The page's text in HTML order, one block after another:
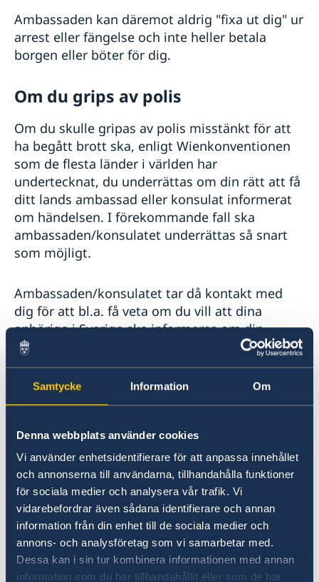
Samtycke Information Om
Denna webbplats använder cookies
Vi använder enhetsidentifierare för att anpassa innehållet
och annonserna till användarna, tillhandahålla funktioner
för sociala medier och analysera vår trafik. Vi
vidarebefordrar även sådana identifierare och annan
information från din enhet till de sociala medier och
annons- och analysföretag som vi samarbetar med.
Dessa kan i sin tur kombinera informationen med annan
information som du har tillhandahållit eller som de har
Lokala lagar och sedvänjor
Kriminalitet och personlig säkerhet
Trafiksäkerhet
Försäkringsskydd
Övriga upplysningar
Anmäl dig till svensklistan
Evakuering vid kriser och katastrofer
Lagen om konsulära katastrofinsatser
UD och ambassadernas krisberedskap
Ambassaden kan däremot aldrig "fixa ut dig" ur
arrest eller fängelse och inte heller betala
borgen eller böter för dig.
Om du grips av polis
Om du skulle gripas av polis misstänkt för att
ha begått brott ska, enligt Wienkonventionen
som de flesta länder i världen har
undertecknat, du underrättas om din rätt att få
ditt lands ambassad eller konsulat informerat
om händelsen. I förekommande fall ska
ambassaden/konsulatet underrättas så snart
som möjligt.
Ambassaden/konsulatet tar då kontakt med
dig för att bl.a. få veta om du vill att dina
anhöriga i Sverige ska informeras om din
situation. Om du inte ger ett sådant tillstånd,
kan UD på grund av sekretess inte informera
dina anhöriga om ditt ärende. Om den
frihetsberövade är omyndig är huvudregeln att
Om du vill kommer ambassaden att begära
tillstånd att besöka dig. Ambassaden följer
också rättsprocessen, och kan hålla dina
anhöriga informerade fortlöpande.
Ambassaden kan däremot inte intervenera i
den juridiska processen eller fungera som
juridisk rådgivare.